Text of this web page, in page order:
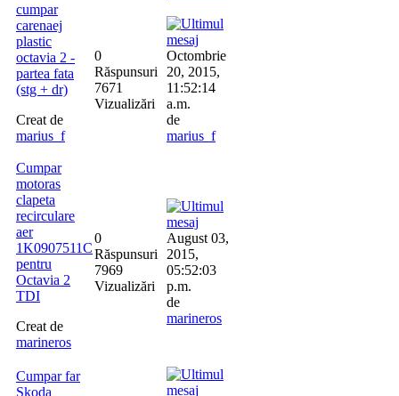
cumpar
carenaej
plastic
octavia 2 -
partea fata
(stg + dr)
Creat de
marius_f
0
Răspunsuri
7671
Vizualizări
Octombrie
20, 2015,
11:52:14
a.m.
de
marius_f
Cumpar
motoras
clapeta
recirculare
aer
1K0907511C
pentru
Octavia 2
TDI
Creat de
marineros
0
Răspunsuri
7969
Vizualizări
August 03,
2015,
05:52:03
p.m.
de
marineros
Cumpar far
Skoda